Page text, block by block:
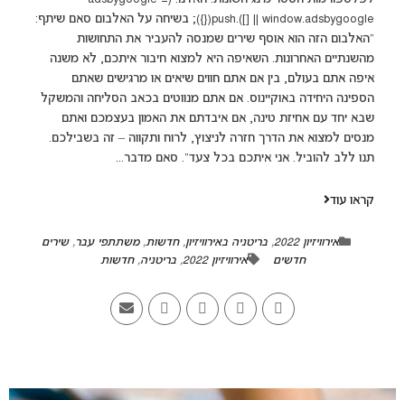
window.adsbygoogle || []).push({}); בשיחה על האלבום סאם שיתף:
“האלבום הזה הוא אוסף שירים שמנסה להעביר את התחושות
מהשנתיים האחרונות. השאיפה היא למצוא חיבור איתכם, לא משנה
איפה אתם בעולם, בין אם אתם חווים שיאים או מרגישים שאתם
הספינה היחידה באוקיינוס. אם אתם מנווטים בכאב הסליחה והמשקל
שבא יחד עם אחיזת טינה, אם איבדתם את האמון בעצמכם ואתם
מנסים למצוא את הדרך חזרה לניצוץ, לרוח ותקווה – זה בשבילכם.
תנו ללב להוביל. אני איתכם בכל צעד”. סאם מדבר...
קראו עוד
אירוויזיון 2022 ,בריטניה באירוויזיון,חדשות,משתתפי עבר,שירים
חדשים
אירוויזיון 2022 ,בריטניה,חדשות